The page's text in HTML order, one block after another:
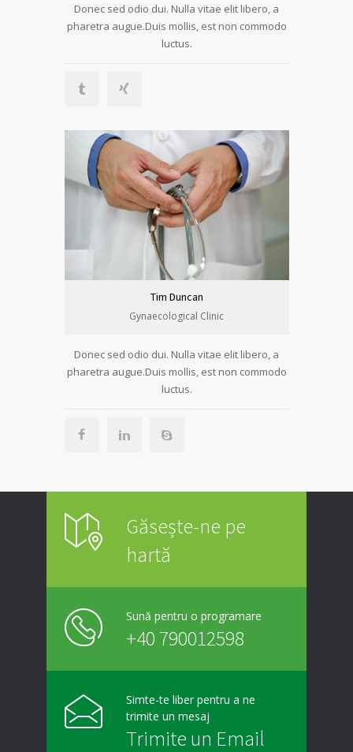
Donec sed odio dui. Nulla vitae elit libero, a
pharetra augue.Duis mollis, est non commodo
luctus.
Tim Duncan
Gynaecological Clinic
Donec sed odio dui. Nulla vitae elit libero, a
pharetra augue.Duis mollis, est non commodo
luctus.
Găsește-ne pe
hartă
Sună pentru o programare
+40 790012598
Simte-te liber pentru a ne
trimite un mesaj
Trimite un Email